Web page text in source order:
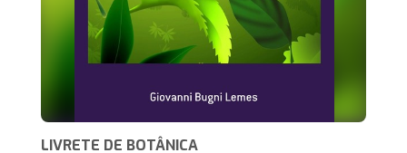
LIVRETE DE BOTÂNICA